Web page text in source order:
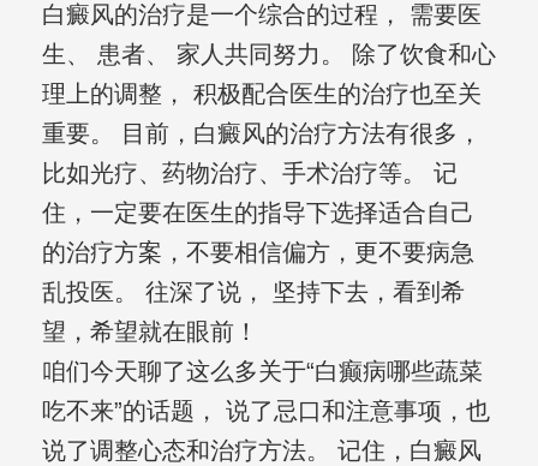
白癜风的治疗是一个综合的过程， 需要医
生、 患者、 家人共同努力。 除了饮食和心
理上的调整， 积极配合医生的治疗也至关
重要。 目前，白癜风的治疗方法有很多，
比如光疗、药物治疗、手术治疗等。 记
住，一定要在医生的指导下选择适合自己
的治疗方案，不要相信偏方，更不要病急
乱投医。 往深了说， 坚持下去，看到希
望，希望就在眼前！
咱们今天聊了这么多关于“白癫病哪些蔬菜
吃不来”的话题， 说了忌口和注意事项，也
说了调整心态和治疗方法。 记住，白癜风